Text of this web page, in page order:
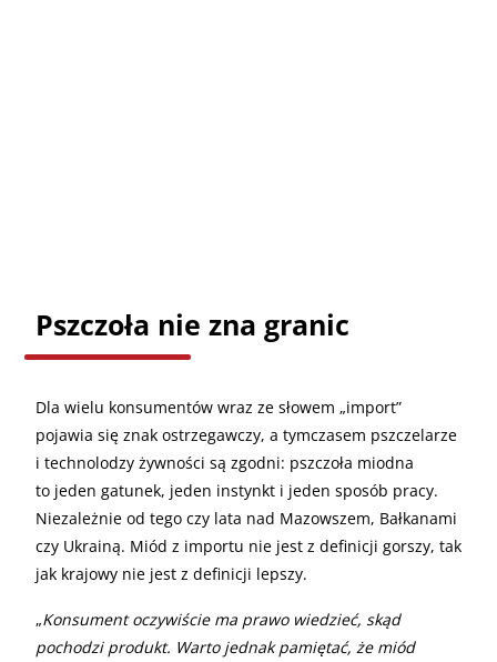
Pszczoła nie zna granic
Dla wielu konsumentów wraz ze słowem „import”
pojawia się znak ostrzegawczy, a tymczasem pszczelarze
i technolodzy żywności są zgodni: pszczoła miodna
to jeden gatunek, jeden instynkt i jeden sposób pracy.
Niezależnie od tego czy lata nad Mazowszem, Bałkanami
czy Ukrainą. Miód z importu nie jest z definicji gorszy, tak
jak krajowy nie jest z definicji lepszy.
„Konsument oczywiście ma prawo wiedzieć, skąd
pochodzi produkt. Warto jednak pamiętać, że miód